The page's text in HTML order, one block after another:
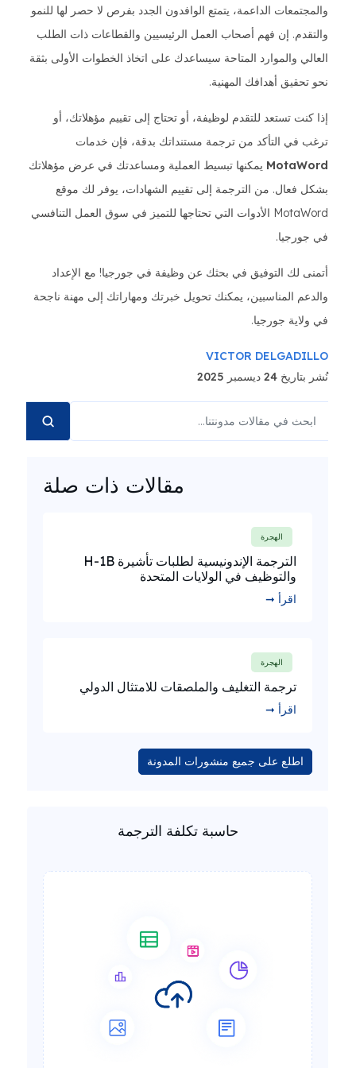
والمجتمعات الداعمة، يتمتع الوافدون الجدد بفرص لا حصر لها للنمو
والتقدم. إن فهم أصحاب العمل الرئيسيين والقطاعات ذات الطلب
العالي والموارد المتاحة سيساعدك على اتخاذ الخطوات الأولى بثقة
نحو تحقيق أهدافك المهنية.
إذا كنت تستعد للتقدم لوظيفة، أو تحتاج إلى تقييم مؤهلاتك، أو
ترغب في التأكد من ترجمة مستنداتك بدقة، فإن خدمات
MotaWord يمكنها تبسيط العملية ومساعدتك في عرض مؤهلاتك
بشكل فعال. من الترجمة إلى تقييم الشهادات، يوفر لك موقع
MotaWord الأدوات التي تحتاجها للتميز في سوق العمل التنافسي
في جورجيا.
أتمنى لك التوفيق في بحثك عن وظيفة في جورجيا! مع الإعداد
والدعم المناسبين، يمكنك تحويل خبرتك ومهاراتك إلى مهنة ناجحة
في ولاية جورجيا.
VICTOR DELGADILLO
نُشر بتاريخ 24 ديسمبر 2025
مقالات ذات صلة
الهجرة
الترجمة الإندونيسية لطلبات تأشيرة H-1B
والتوظيف في الولايات المتحدة
اقرأ ➞
الهجرة
ترجمة التغليف والملصقات للامتثال الدولي
اقرأ ➞
اطلع على جميع منشورات المدونة
حاسبة تكلفة الترجمة